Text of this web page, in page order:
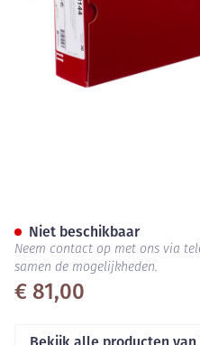
€ 81,00
Niet beschikbaar
Neem contact op met ons via
samen de mogelijkheden.